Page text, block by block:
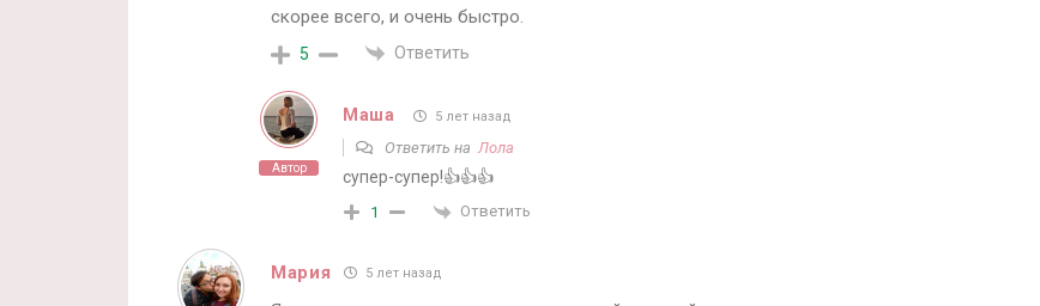
скорее всего, и очень быстро.
5 Ответить
Автор
Маша 5 лет назад
Ответить наЛола
супер-супер!👍👍👍
1 Ответить
Мария 5 лет назад